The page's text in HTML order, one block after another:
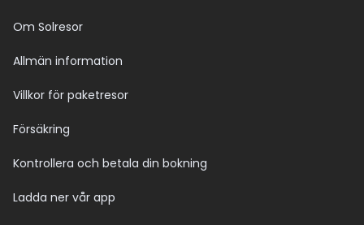
Om Solresor
Allmän information
Villkor för paketresor
Försäkring
Kontrollera och betala din bokning
Ladda ner vår app